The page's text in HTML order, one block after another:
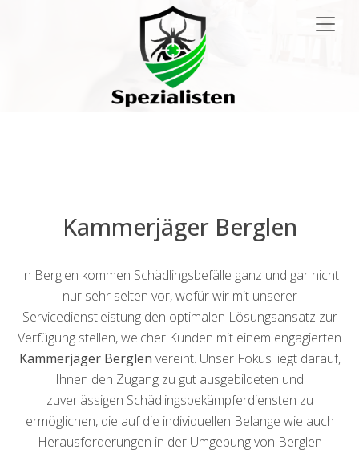
Kammerjäger Berglen
In Berglen kommen Schädlingsbefälle ganz und gar nicht
nur sehr selten vor, wofür wir mit unserer
Servicedienstleistung den optimalen Lösungsansatz zur
Verfügung stellen, welcher Kunden mit einem engagierten
Kammerjäger Berglen vereint. Unser Fokus liegt darauf,
Ihnen den Zugang zu gut ausgebildeten und
zuverlässigen Schädlingsbekämpferdiensten zu
ermöglichen, die auf die individuellen Belange wie auch
Herausforderungen in der Umgebung von Berglen